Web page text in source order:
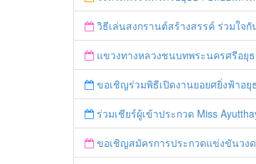
วิธีเล่นสงกรานต์สร้างสรรค์ ร่วมใจกั
แขวงทางหลวงชนบทพระนครศรีอยุธยา "ร่วมรณรงค์ ขับช้า เปิดไฟหน้า คาดเข็มขัด" เ
ขอเชิญร่วมพิธีเปิดงานยอยศยิ่งฟ้าอยุธ
ร่วมเชียร์ผู้เข้าประกวด Miss Ayutthaya ในวันที่
ขอเชิญสมัครการประกวดแข่งขันวงดนตรี Ayutthaya